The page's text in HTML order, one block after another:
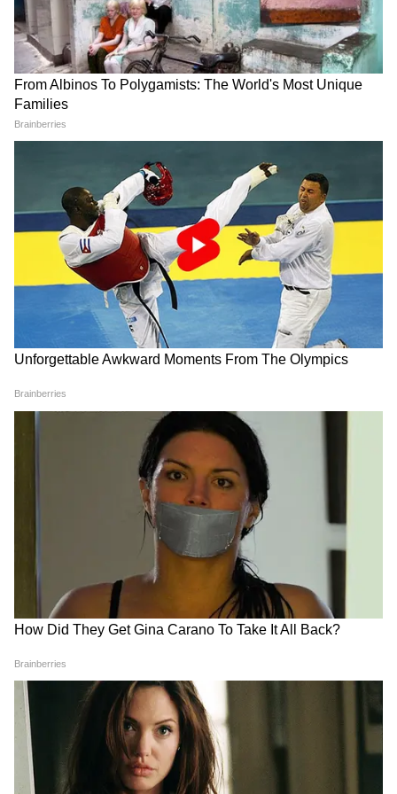
11 हजार करोड़ रुपये से अधिक की परियोजना
कानपुर मेट्रो परियोजना शहर के सबसे बड़े शहरी परिवहन
प्रोजेक्ट्स में शामिल है। स्वीकृत डीपीआर के अनुसार
इसकी कुल अनुमानित लागत 11,076.48 करोड़ रुपये है।
पूरी परियोजना में 32.50 किलोमीटर लंबाई के दो प्रमुख
कॉरिडोर विकसित किए जा रहे हैं, जिनमें कुल 29 स्टेशन
होंगे। इनमें 19 एलिवेटेड और 10 भूमिगत स्टेशन शामिल
हैं।
दूसरा कॉरिडोर सीएसए से बर्रा-8 तक प्रस्तावित है, जिस
Middle Class Income Idea: खाली
पड़ी छत से कमाई! 5G टावर लगवाकर हर महीने
कितनी हो सकती है इनकम?